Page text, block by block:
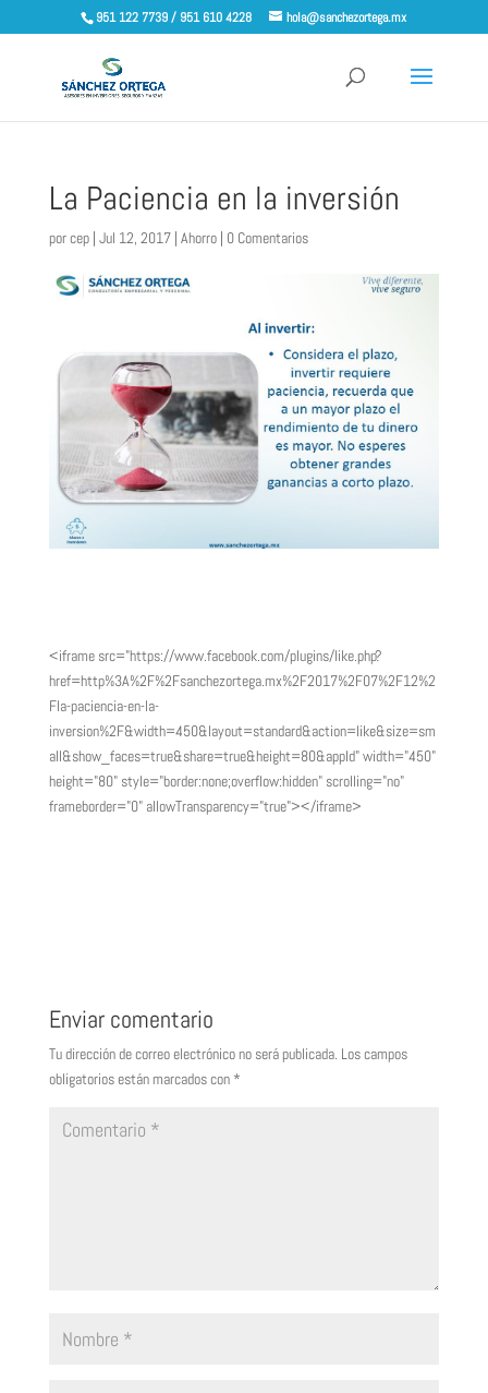
951 122 7739 / 951 610 4228 hola@sanchezortega.mx
La Paciencia en la inversión
porcep| Jul 12, 2017| Ahorro| 0 Comentarios
<iframe src="https://www.facebook.com/plugins/like.php?
href=http%3A%2F%2Fsanchezortega.mx%2F2017%2F07%2F12%2
Fla-paciencia-en-la-
inversion%2F&width=450&layout=standard&action=like&size=sm
all&show_faces=true&share=true&height=80&appId" width="450"
height="80" style="border:none;overflow:hidden" scrolling="no"
frameborder="0" allowTransparency="true"></iframe>
Enviar comentario
Tu dirección de correo electrónico no será publicada. Los campos
obligatorios están marcados con *